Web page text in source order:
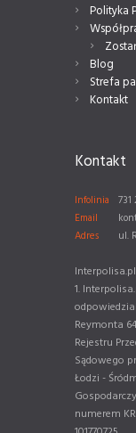
Polityka
Blog
Strefa
Kontakt
Kontakt
Infolinia
731
Email
Adres
ul.
1.
Reymonta
Rejestru
Sądowego
Łodzi -
numerem